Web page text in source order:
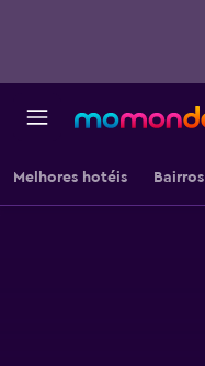
Melhores hotéis Bairros